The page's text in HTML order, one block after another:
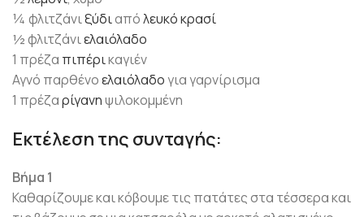
¼ φλιτζάνιξύδιαπόλευκό κρασί
½ φλιτζάνιελαιόλαδο
1 πρέζα πιπέρικαγιέν
Αγνό παρθένοελαιόλαδογια γαρνίρισμα
1 πρέζαρίγανηψιλοκομμένη
Εκτέλεση της συνταγής:
Βήμα 1
Καθαρίζουμε και κόβουμε τις πατάτες στα τέσσερα και